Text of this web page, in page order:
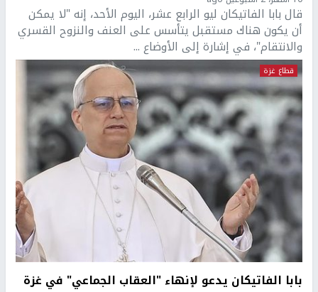
قال بابا الفاتيكان ليو الرابع عشر، اليوم الأحد، إنه "لا يمكن
أن يكون هناك مستقبل يتأسس على العنف والنزوح القسري
والانتقام"، في إشارة إلى الأوضاع ...
قطاع غزة
بابا الفاتيكان يدعو لإنهاء "العقاب الجماعي" في غزة